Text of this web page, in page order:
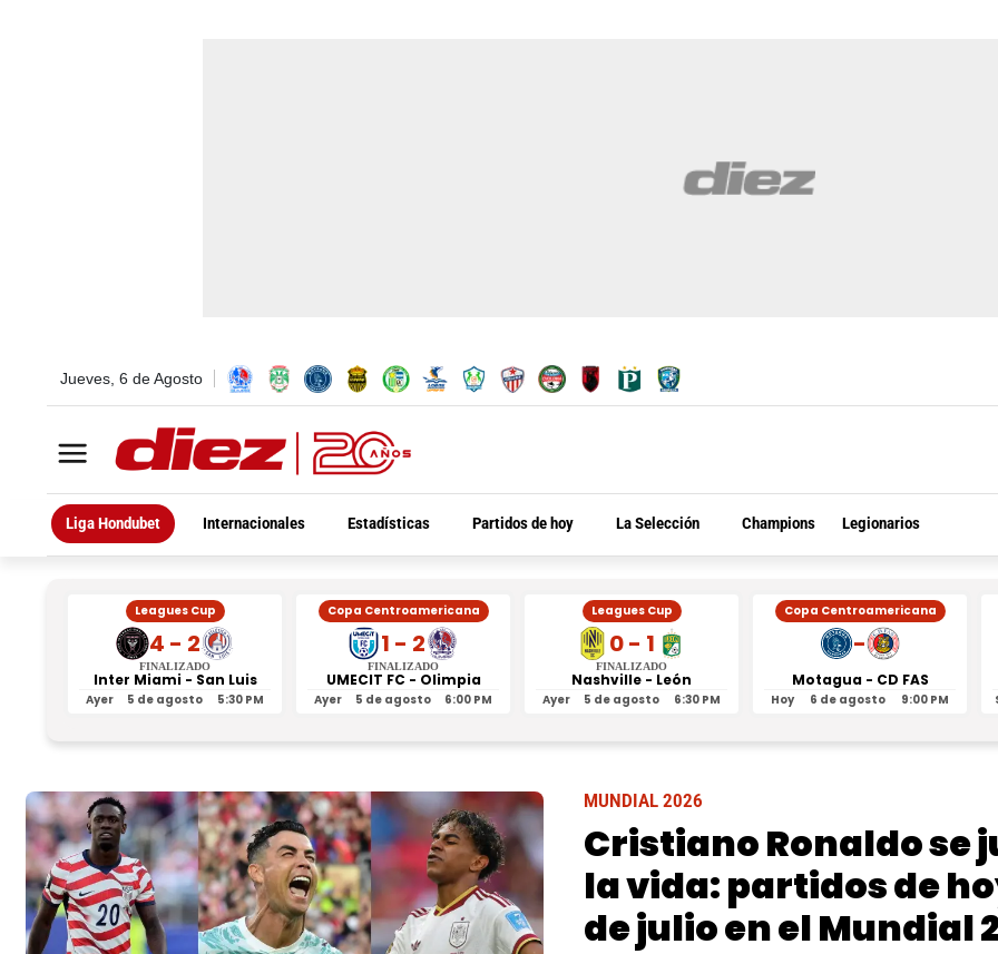
Jueves, 6 de Agosto
Liga Hondubet Internacionales Estadísticas Partidos de hoy La Selección Champions Legionarios
Leagues Cup
4 - 2
FINALIZADO
Inter Miami - San Luis
Ayer 5 de agosto 5:30 PM
Copa Centroamericana
1 - 2
FINALIZADO
UMECIT FC - Olimpia
Ayer 5 de agosto 6:00 PM
Leagues Cup
0 - 1
FINALIZADO
Nashville - León
Ayer 5 de agosto 6:30 PM
Copa Centroamericana
-
Motagua - CD FAS
Hoy 6 de agosto 9:00 PM
MUNDIAL 2026
Cristiano Ronaldo se
la vida: partidos de
de julio en el Mundial